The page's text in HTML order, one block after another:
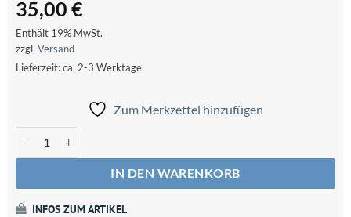
35,00 €
Enthält 19% MwSt.
zzgl. Versand
Lieferzeit: ca. 2-3 Werktage
Zum Merkzettel hinzufügen
IN DEN WARENKORB
INFOS ZUM ARTIKEL